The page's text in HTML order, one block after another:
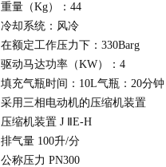
重量（Kg）：44
冷却系统：风冷
在额定工作压力下： 330Barg
驱动马达功率（KW）： 4
填充气瓶时间： 10L气瓶： 20分钟
采用三相电动机的压缩机装置
压缩机装置 J
E-H
排气量 100升/分
公称压力 PN300